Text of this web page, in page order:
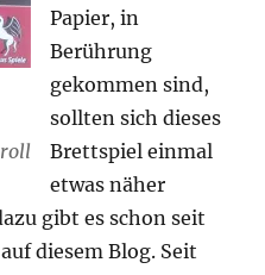
Papier, in
Berührung
gekommen sind,
sollten sich dieses
Brettspiel einmal
etwas näher
gibt es schon seit
diesem Blog. Seit